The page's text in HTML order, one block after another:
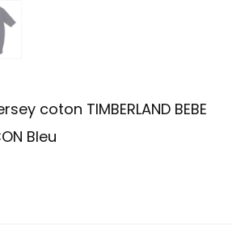
coton TIMBERLAND BEBE
Bleu